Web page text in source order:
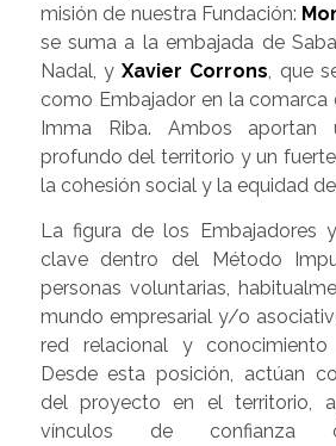
misión de nuestra Fundación:
se suma a la embajada de
Nadal, yXavier Corrons, que
como Embajador en la comarca
Imma Riba. Ambos aportan
profundo del territorio y un
la cohesión social y la equidad
La figura de los Embajadores
clave dentro del Método
personas voluntarias,
mundo empresarial y/o
red relacional y
Desde esta posición, actúan
del proyecto en el territorio,
vínculos de confianza